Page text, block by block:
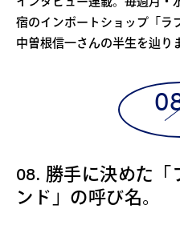
宿のインポートショップ「ラ
中曽根信一さんの半生を辿り
08. 勝手に決めた「
ンド」の呼び名。